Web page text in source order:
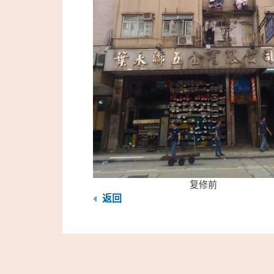
复修前
返回